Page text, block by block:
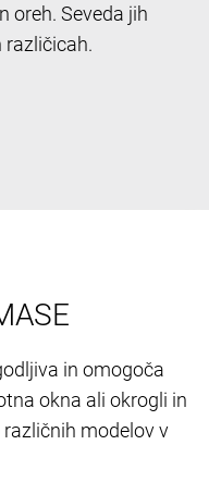
oreh. Seveda jih
različicah.
in omogoča
okna ali okrogli in
modelov v